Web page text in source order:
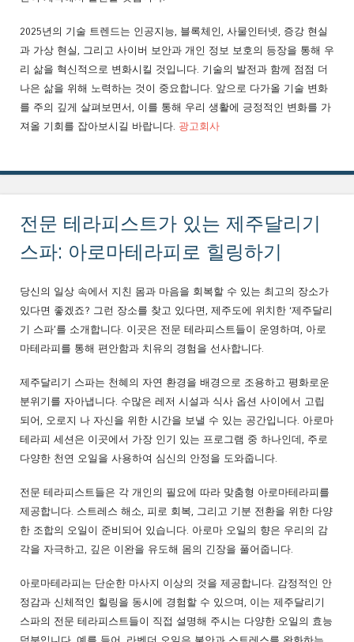
2025년의 기술 트렌드는 인공지능, 블록체인, 사물인터넷, 증강 현실
과 가상 현실, 그리고 사이버 보안과 개인 정보 보호의 등장을 통해 우
리 삶을 혁신적으로 변화시킬 것입니다. 기술의 발전과 함께 점점 더
나은 삶을 위해 노력하는 것이 중요합니다. 앞으로 다가올 기술 변화
를 주의 깊게 살펴보면서, 이를 통해 우리 생활에 긍정적인 변화를 가
져올 기회를 잡아보시길 바랍니다. 광고회사
전문 테라피스트가 있는 제주달리기
스파: 아로마테라피로 힐링하기
당신의 일상 속에서 지친 몸과 마음을 회복할 수 있는 최고의 장소가
있다면 좋겠죠? 그런 장소를 찾고 있다면, 제주도에 위치한 ‘제주달리
기 스파’를 소개합니다. 이곳은 전문 테라피스트들이 운영하며, 아로
마테라피를 통해 편안함과 치유의 경험을 선사합니다.
제주달리기 스파는 천혜의 자연 환경을 배경으로 조용하고 평화로운
분위기를 자아냅니다. 수많은 레저 시설과 식사 옵션 사이에서 고립
되어, 오로지 나 자신을 위한 시간을 보낼 수 있는 공간입니다. 아로마
테라피 세션은 이곳에서 가장 인기 있는 프로그램 중 하나인데, 주로
다양한 천연 오일을 사용하여 심신의 안정을 도와줍니다.
전문 테라피스트들은 각 개인의 필요에 따라 맞춤형 아로마테라피를
제공합니다. 스트레스 해소, 피로 회복, 그리고 기분 전환을 위한 다양
한 조합의 오일이 준비되어 있습니다. 아로마 오일의 향은 우리의 감
각을 자극하고, 깊은 이완을 유도해 몸의 긴장을 풀어줍니다.
아로마테라피는 단순한 마사지 이상의 것을 제공합니다. 감정적인 안
정감과 신체적인 힐링을 동시에 경험할 수 있으며, 이는 제주달리기
스파의 전문 테라피스트들이 직접 설명해 주시는 다양한 오일의 효능